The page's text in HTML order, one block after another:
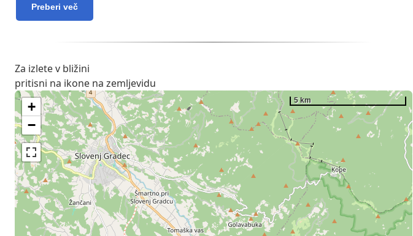
Preberi več
Za izlete v bližini
pritisni na ikone na zemljevidu
+
−
5 km